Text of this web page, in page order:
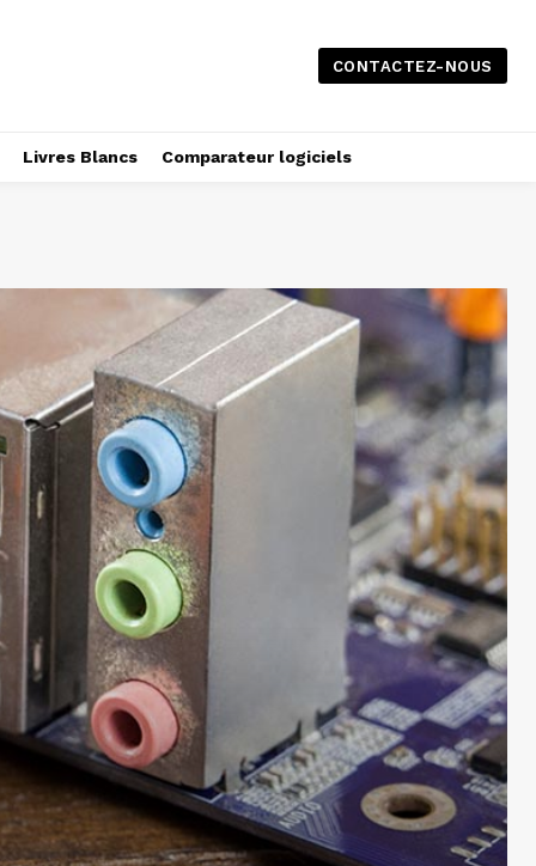
CONTACTEZ-NOUS
Livres Blancs Comparateur logiciels